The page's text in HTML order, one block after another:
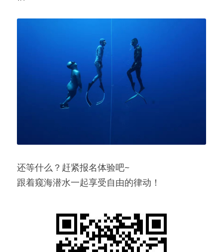
还等什么？赶紧报名体验吧~
跟着窥海潜水一起享受自由的律动！